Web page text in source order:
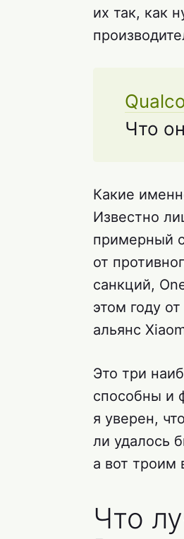
их так, как
Что
Какие
Известно
примерный
от
санкций,
этом году
альянс
Это три
способны и
я уверен,
ли удалось
а вот
Что